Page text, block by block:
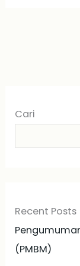
Cari
Recent Posts
(PMBM)